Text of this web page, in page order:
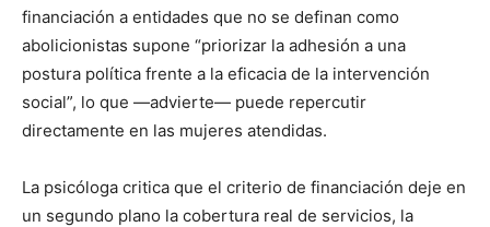
financiación a entidades que no se definan como
abolicionistas supone “priorizar la adhesión a una
postura política frente a la eficacia de la intervención
social”, lo que —advierte— puede repercutir
directamente en las mujeres atendidas.
La psicóloga critica que el criterio de financiación deje en
un segundo plano la cobertura real de servicios, la